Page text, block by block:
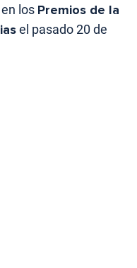
los Premios de la
el pasado 20 de